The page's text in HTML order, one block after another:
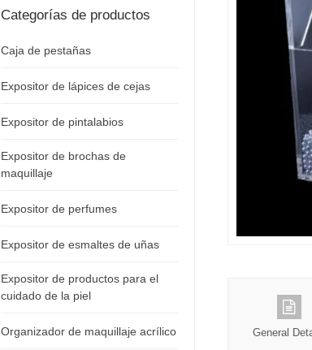
General
Categorías de productos
Caja de pestañas
Expositor de lápices de cejas
Expositor de pintalabios
Expositor de brochas de
maquillaje
Expositor de perfumes
Expositor de esmaltes de uñas
Expositor de productos para el
cuidado de la piel
Organizador de maquillaje acrílico